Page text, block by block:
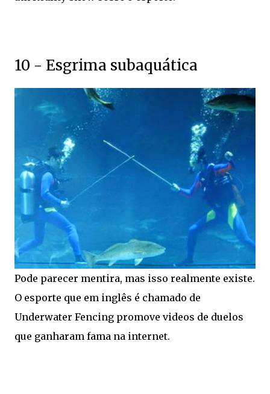
10 - Esgrima subaquática
Pode parecer mentira, mas isso realmente existe.
O esporte que em inglês é chamado de
Underwater Fencing promove videos de duelos
que ganharam fama na internet.